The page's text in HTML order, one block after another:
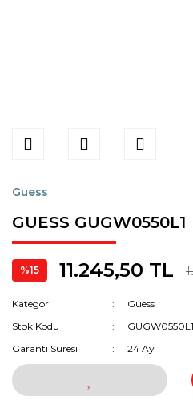
Guess
GUESS GUGW0550L1
%15 11.245,50 TL
Kategori
Guess
Stok Kodu
GUGW0550L1
Garanti Süresi
24 Ay